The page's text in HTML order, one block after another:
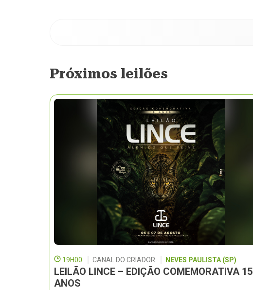
Próximos leilões
19H00 CANAL DO CRIADOR NEVES PAULISTA (SP)
LEILÃO LINCE – EDIÇÃO COMEMORATIVA 15
ANOS